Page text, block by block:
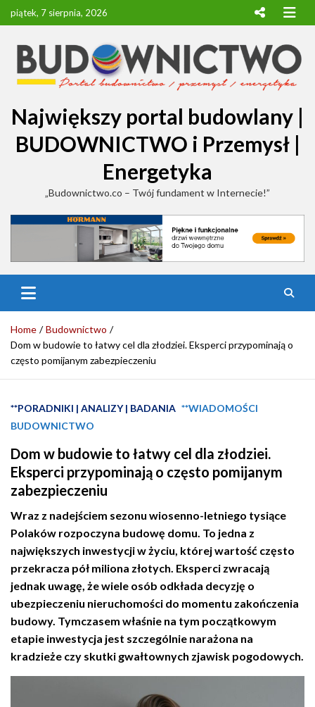
Skippiątek, 7 sierpnia, 2026
Największy portal budowlany |
BUDOWNICTWO i Przemysł |
Energetyka
„Budownictwo.co – Twój fundament w Internecie!”
Home
Budownictwo
Dom w budowie to łatwy cel dla złodziei. Eksperci przypominają o
często pomijanym zabezpieczeniu
**PORADNIKI | ANALIZY | BADANIA **WIADOMOŚCI
BUDOWNICTWO
Dom w budowie to łatwy cel dla złodziei.
Eksperci przypominają o często pomijanym
zabezpieczeniu
Wraz z nadejściem sezonu wiosenno-letniego tysiące
Polaków rozpoczyna budowę domu. To jedna z
największych inwestycji w życiu, której wartość często
przekracza pół miliona złotych. Eksperci zwracają
jednak uwagę, że wiele osób odkłada decyzję o
ubezpieczeniu nieruchomości do momentu zakończenia
budowy. Tymczasem właśnie na tym początkowym
etapie inwestycja jest szczególnie narażona na
kradzieże czy skutki gwałtownych zjawisk pogodowych.